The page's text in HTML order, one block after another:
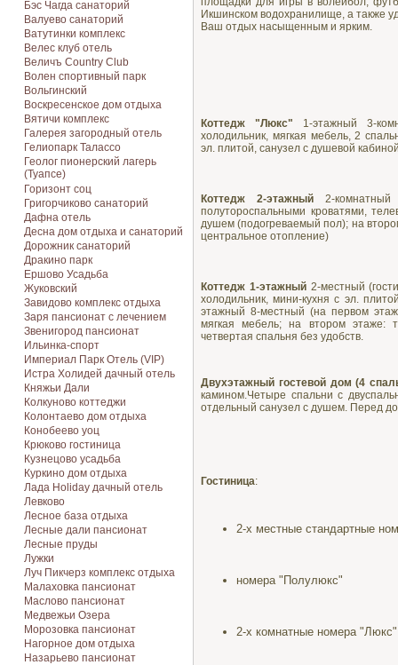
Бэс Чагда санаторий
Валуево санаторий
Ватутинки комплекс
Велес клуб отель
Величъ Country Club
Волен спортивный парк
Вольгинский
Воскресенское дом отдыха
Вятичи комплекс
Галерея загородный отель
Гелиопарк Талассо
Геолог пионерский лагерь
(Туапсе)
Горизонт соц
Григорчиково санаторий
Дафна отель
Десна дом отдыха и санаторий
Дорожник санаторий
Дракино парк
Ершово Усадьба
Жуковский
Завидово комплекс отдыха
Заря пансионат с лечением
Звенигород пансионат
Ильинка-спорт
Империал Парк Отель (VIP)
Истра Холидей дачный отель
Княжьи Дали
Колкуново коттеджи
Колонтаево дом отдыха
Конобеево уоц
Крюково гостиница
Кузнецово усадьба
Куркино дом отдыха
Лада Holiday дачный отель
Левково
Лесное база отдыха
Лесные дали пансионат
Лесные пруды
Лужки
Луч Пикчерз комплекс отдыха
Малаховка пансионат
Маслово пансионат
Медвежьи Озера
Морозовка пансионат
Нагорное дом отдыха
Назарьево пансионат
Икшинском водохранилище, а также
Ваш отдых насыщенным и ярким.
Коттедж "Люкс" 1-этажный 3-
холодильник, мягкая мебель, 2
эл. плитой, санузел с душевой
Коттедж 2-этажный2-комнатный
полутороспальными кроватями,
душем (подогреваемый пол); на
центральное отопление)
Коттедж 1-этажный2-местный
холодильник, мини-кухня с эл.
этажный 8-местный (на первом
мягкая мебель; на втором этаже:
четвертая спальня без удобств.
Двухэтажный гостевой дом (4
камином.Четыре спальни с
отдельный санузел с душем. Перед
Гостиница:
2-х местные стандартные
номера "Полулюкс"
2-х комнатные номера "Люкс"